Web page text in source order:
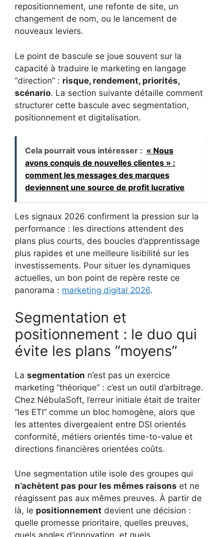
repositionnement, une refonte de site, un
changement de nom, ou le lancement de
nouveaux leviers.
Le point de bascule se joue souvent sur la
capacité à traduire le marketing en langage
“direction” : risque, rendement, priorités,
scénario. La section suivante détaille comment
structurer cette bascule avec segmentation,
positionnement et digitalisation.
Cela pourrait vous intéresser : « Nous
avons conquis de nouvelles clientes » :
comment les messages des marques
deviennent une source de profit lucrative
Les signaux 2026 confirment la pression sur la
performance : les directions attendent des
plans plus courts, des boucles d’apprentissage
plus rapides et une meilleure lisibilité sur les
investissements. Pour situer les dynamiques
actuelles, un bon point de repère reste ce
panorama : marketing digital 2026.
Segmentation et
positionnement : le duo qui
évite les plans “moyens”
La segmentation n’est pas un exercice
marketing “théorique” : c’est un outil d’arbitrage.
Chez NébulaSoft, l’erreur initiale était de traiter
“les ETI” comme un bloc homogène, alors que
les attentes divergeaient entre DSI orientés
conformité, métiers orientés time-to-value et
directions financières orientées coûts.
Une segmentation utile isole des groupes qui
n’achètent pas pour les mêmes raisons et ne
réagissent pas aux mêmes preuves. À partir de
là, le positionnement devient une décision :
quelle promesse prioritaire, quelles preuves,